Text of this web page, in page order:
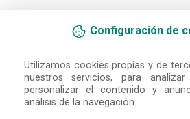
Configuración de
Utilizamos cookies propias y de
nuestros servicios, para
personalizar el contenido y
análisis de la navegación.